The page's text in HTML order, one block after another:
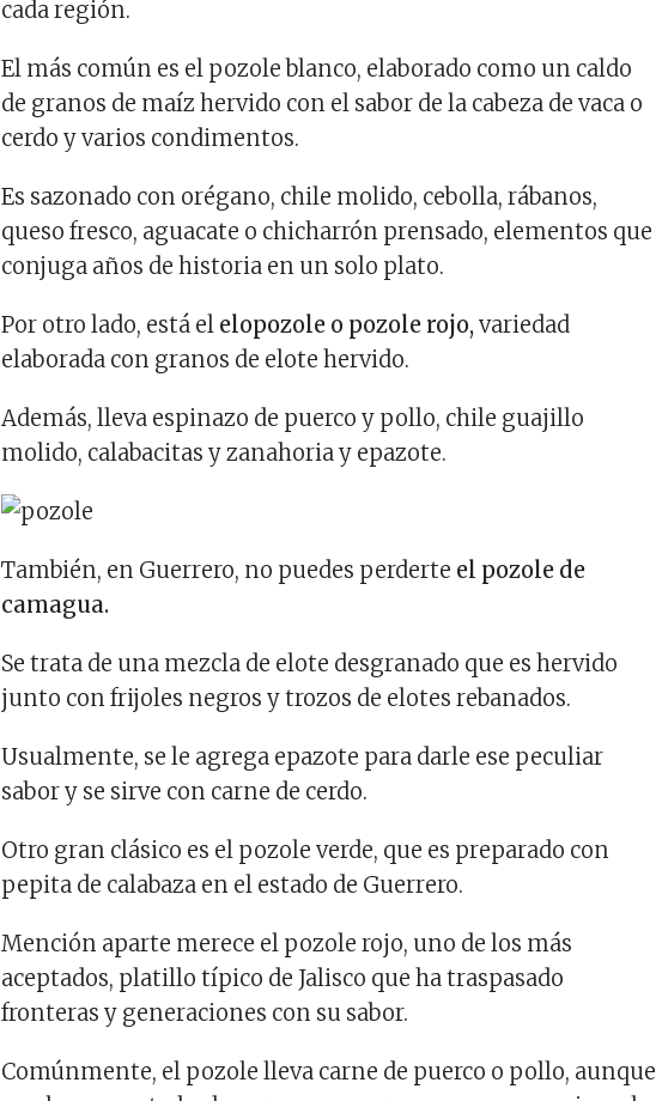
cada región.
El más común es el pozole blanco, elaborado como un caldo
de granos de maíz hervido con el sabor de la cabeza de vaca o
cerdo y varios condimentos.
Es sazonado con orégano, chile molido, cebolla, rábanos,
queso fresco, aguacate o chicharrón prensado, elementos que
conjuga años de historia en un solo plato.
Por otro lado, está el elopozole o pozole rojo,variedad
elaborada con granos de elote hervido.
Además, lleva espinazo de puerco y pollo, chile guajillo
molido, calabacitas y zanahoria y epazote.
También, en Guerrero, no puedes perderte el pozole de
camagua.
Se trata de una mezcla de elote desgranado que es hervido
junto con frijoles negros y trozos de elotes rebanados.
Usualmente, se le agrega epazote para darle ese peculiar
sabor y se sirve con carne de cerdo.
Otro gran clásico es el pozole verde, que es preparado con
pepita de calabaza en el estado de Guerrero.
Mención aparte merece el pozole rojo, uno de los más
aceptados, platillo típico de Jalisco que ha traspasado
fronteras y generaciones con su sabor.
Comúnmente, el pozole lleva carne de puerco o pollo, aunque